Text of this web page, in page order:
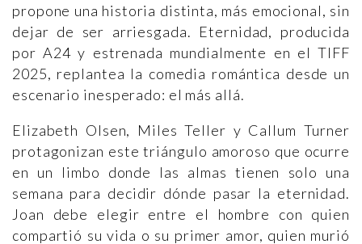
propone una historia distinta, más emocional, sin
dejar de ser arriesgada. Eternidad, producida
por A24 y estrenada mundialmente en el TIFF
2025, replantea la comedia romántica desde un
escenario inesperado: el más allá.
Elizabeth Olsen, Miles Teller y Callum Turner
protagonizan este triángulo amoroso que ocurre
en un limbo donde las almas tienen solo una
semana para decidir dónde pasar la eternidad.
Joan debe elegir entre el hombre con quien
compartió su vida o su primer amor, quien murió